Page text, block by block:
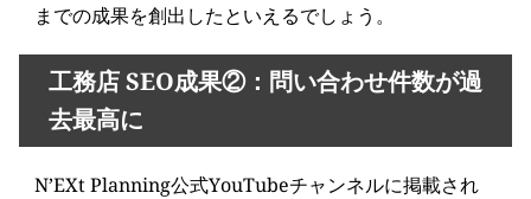
までの成果を創出したといえるでしょう。
工務店 SEO成果②：問い合わせ件数が過
去最高に
N’EXt Planning公式YouTubeチャンネルに掲載され